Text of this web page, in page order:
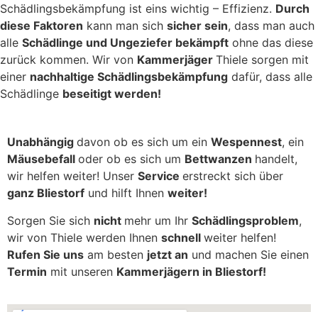
Schädlingsbekämpfung ist eins wichtig – Effizienz. Durch
diese Faktoren kann man sich sicher sein, dass man auch
alle Schädlinge und Ungeziefer bekämpft ohne das diese
zurück kommen. Wir von Kammerjäger Thiele sorgen mit
einer nachhaltige Schädlingsbekämpfung dafür, dass alle
Schädlinge beseitigt werden!
Unabhängig davon ob es sich um ein Wespennest, ein
Mäusebefall oder ob es sich um Bettwanzen handelt,
wir helfen weiter! Unser Service erstreckt sich über
ganz Bliestorf und hilft Ihnen weiter!
Sorgen Sie sich nicht mehr um Ihr Schädlingsproblem,
wir von Thiele werden Ihnen schnell weiter helfen!
Rufen Sie uns am besten jetzt an und machen Sie einen
Termin mit unseren Kammerjägern in Bliestorf!